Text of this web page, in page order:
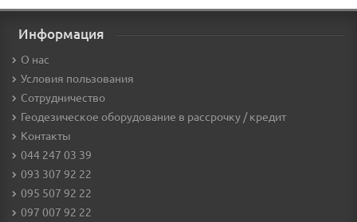
Информация
О нас
Условия пользования
Сотрудничество
Геодезическое оборудование в рассрочку / кредит
Контакты
044 247 03 39
093 307 92 22
095 507 92 22
097 007 92 22